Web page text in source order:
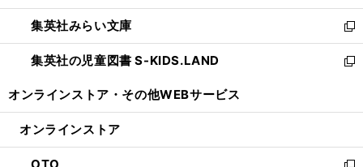
開
く
ウ
で
開
く
ン
ド
ウ
で
ウ
ィ
ン
ド
開
集英社みらい文庫
新
し
い
ン
ウ
集英社の児童図書 S-KIDS.LAND
新
ウ
ン
オンラインストア・ その他WEBサービス
オンラインストア